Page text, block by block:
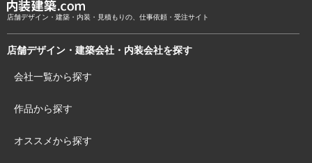
店舗デザイン・建築・内装・見積もりの、仕事依頼・受注サイト
店舗デザイン・建築会社・内装会社を探す
会社一覧から探す
作品から探す
オススメから探す